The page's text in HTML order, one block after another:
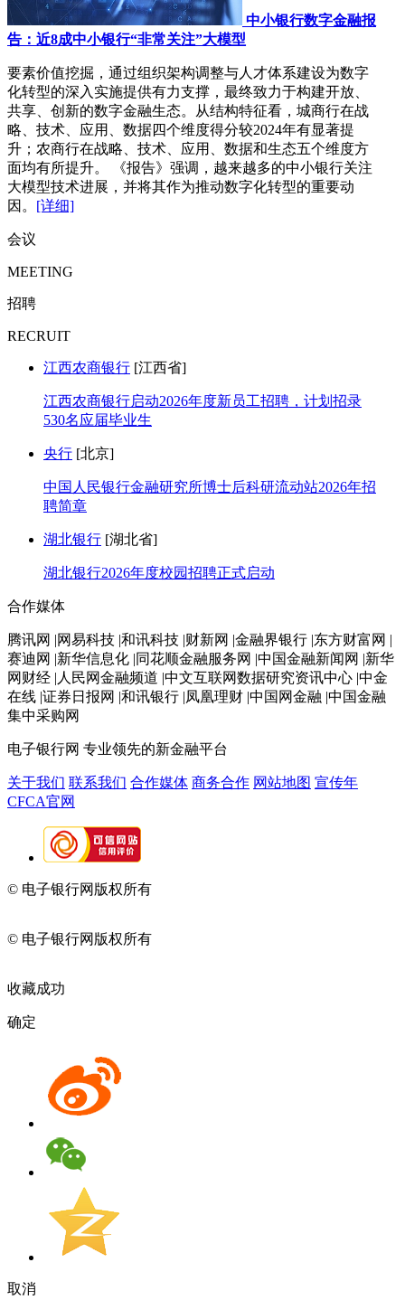
中小银行数字金融报
告：近8成中小银行“非常关注”大模型
要素价值挖掘，通过组织架构调整与人才体系建设为数字
化转型的深入实施提供有力支撑，最终致力于构建开放、
共享、创新的数字金融生态。从结构特征看，城商行在战
略、技术、应用、数据四个维度得分较2024年有显著提
升；农商行在战略、技术、应用、数据和生态五个维度方
面均有所提升。 《报告》强调，越来越多的中小银行关注
大模型技术进展，并将其作为推动数字化转型的重要动
因。 [详细]
会议
MEETING
招聘
RECRUIT
江西农商银行 [江西省]
江西农商银行启动2026年度新员工招聘，计划招录
530名应届毕业生
央行 [北京]
中国人民银行金融研究所博士后科研流动站2026年招
聘简章
湖北银行 [湖北省]
湖北银行2026年度校园招聘正式启动
合作媒体
腾讯网 |网易科技 |和讯科技 |财新网 |金融界银行 |东方财富网 |
赛迪网 |新华信息化 |同花顺金融服务网 |中国金融新闻网 |新华
网财经 |人民网金融频道 |中文互联网数据研究资讯中心 |中金
在线 |证券日报网 |和讯银行 |凤凰理财 |中国网金融 |中国金融
集中采购网
电子银行网 专业领先的新金融平台
关于我们 联系我们 合作媒体 商务合作 网站地图 宣传年
CFCA官网
© 电子银行网版权所有
© 电子银行网版权所有
收藏成功
确定
取消